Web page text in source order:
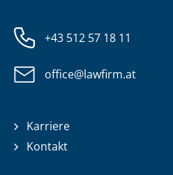
+43 512 57 18 11
office@lawfirm.at
Karriere
Kontakt